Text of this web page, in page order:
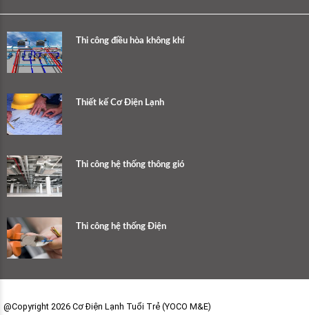
Thi công điều hòa không khí
Thiết kế Cơ Điện Lạnh
Thi công hệ thống thông gió
Thi công hệ thống Điện
@Copyright 2026 Cơ Điện Lạnh Tuổi Trẻ (YOCO M&E)